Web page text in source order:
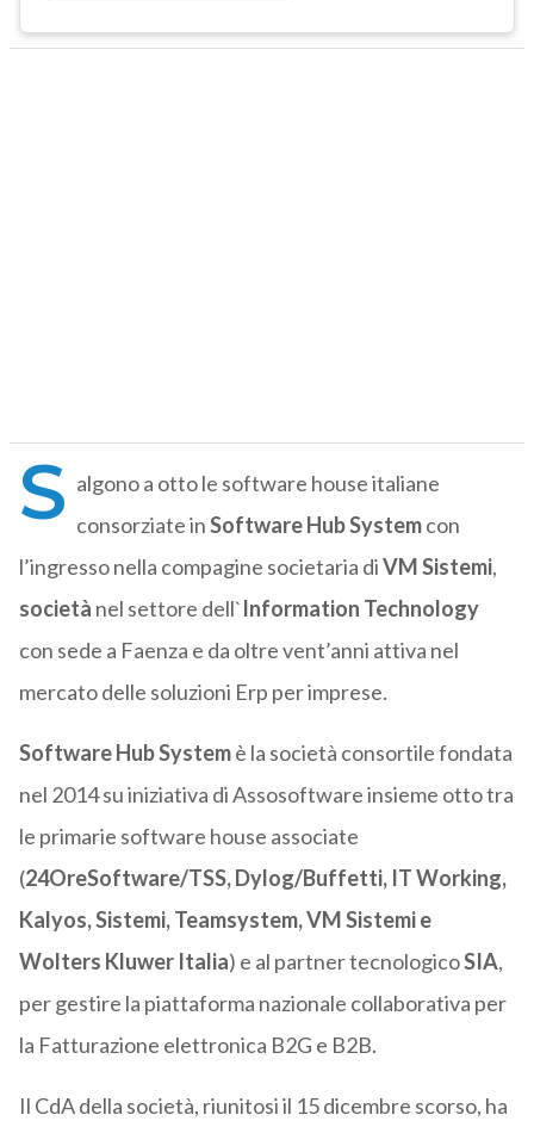
S algono a otto le software house italiane
consorziate inSoftware Hub Systemcon
l’ingresso nella compagine societaria diVM Sistemi,
società nel settore dell`Information Technology
con sede a Faenza e da oltre vent’anni attiva nel
mercato delle soluzioni Erp per imprese.
Software Hub Systemè la società consortile fondata
nel 2014 su iniziativa di Assosoftware insieme otto tra
le primarie software house associate
(24OreSoftware/TSS, Dylog/Buffetti, IT Working,
Kalyos, Sistemi, Teamsystem, VM Sistemi e
Wolters Kluwer Italia) e al partner tecnologicoSIA,
per gestire la piattaforma nazionale collaborativa per
la Fatturazione elettronica B2G e B2B.
Il CdA della società, riunitosi il 15 dicembre scorso, ha